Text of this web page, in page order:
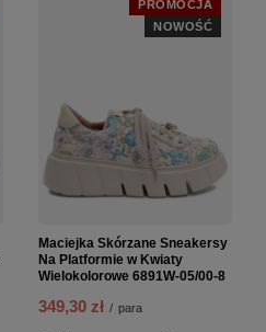
PROMOCJA
NOWOŚĆ
Maciejka Skórzane Sneakersy
Na Platformie w Kwiaty
Wielokolorowe 6891W-05/00-8
349,30 zł / para